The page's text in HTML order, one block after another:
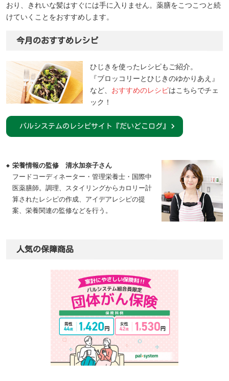
おり、きれいな髪はすぐには手に入りません。薬膳をこつこつと続
けていくことをおすすめします。
今月のおすすめレシピ
ひじきを使ったレシピもご紹介。
『ブロッコリーとひじきのゆかりあえ』
など、 おすすめのレシピはこちらでチェ
ック！
パルシステムのレシピサイト『だいどこログ』
栄養情報の監修 清水加奈子さん
フードコーディネーター・管理栄養士・国際中
医薬膳師。調理、スタイリングからカロリー計
算されたレシピの作成、アイデアレシピの提
案、栄養関連の監修などを行う。
人気の保障商品